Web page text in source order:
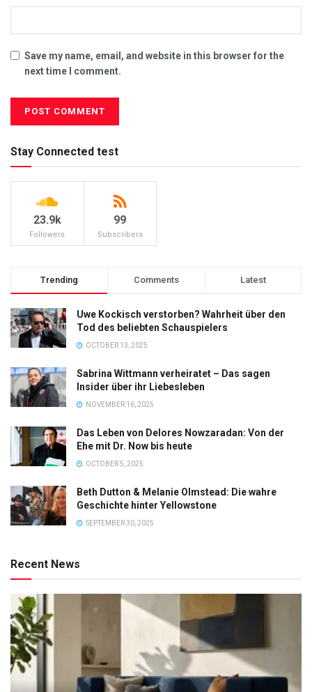
Save my name, email, and website in this browser for the
next time I comment.
Stay Connected test
23.9k
Followers
99
Subscribers
Trending Comments Latest
Uwe Kockisch verstorben? Wahrheit über den
Tod des beliebten Schauspielers
OCTOBER 13, 2025
Sabrina Wittmann verheiratet – Das sagen
Insider über ihr Liebesleben
NOVEMBER 16, 2025
Das Leben von Delores Nowzaradan: Von der
Ehe mit Dr. Now bis heute
OCTOBER 5, 2025
Beth Dutton & Melanie Olmstead: Die wahre
Geschichte hinter Yellowstone
SEPTEMBER 30, 2025
Recent News